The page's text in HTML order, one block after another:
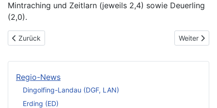
Mintraching und Zeitlarn (jeweils 2,4) sowie Deuerling
(2,0).
Vorheriger Beitrag: Jugendfotopreis Oberpfalz 2025: „jung
Zurück Nächster
Weiter
Regio-News
Dingolfing-Landau (DGF, LAN)
Erding (ED)